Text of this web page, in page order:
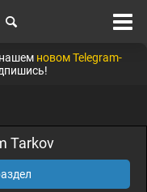
новом Telegram-
Tarkov